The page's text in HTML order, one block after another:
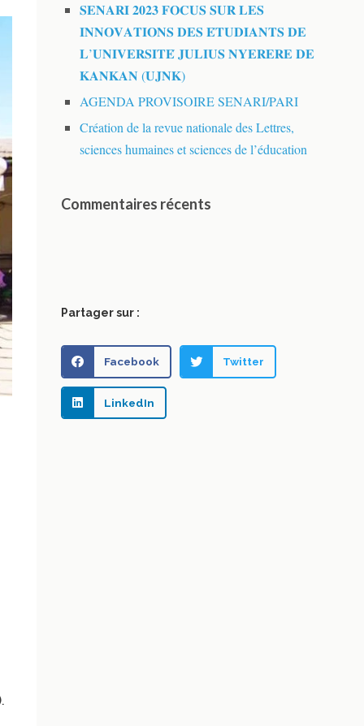
𝐒𝐄𝐍𝐀𝐑𝐈 𝟐𝟎𝟐𝟑 𝐅𝐎𝐂𝐔𝐒 𝐒𝐔𝐑 𝐋𝐄𝐒
𝐈𝐍𝐍𝐎𝐕𝐀𝐓𝐈𝐎𝐍𝐒 𝐃𝐄𝐒 𝐄́𝐓𝐔𝐃𝐈𝐀𝐍𝐓𝐒 𝐃𝐄
𝐋’𝐔𝐍𝐈𝐕𝐄𝐑𝐒𝐈𝐓𝐄́ 𝐉𝐔𝐋𝐈𝐔𝐒 𝐍𝐘𝐄𝐑𝐄𝐑𝐄 𝐃𝐄
𝐊𝐀𝐍𝐊𝐀𝐍 (𝐔𝐉𝐍𝐊)
AGENDA PROVISOIRE SENARI/PARI
Création de la revue nationale des Lettres,
sciences humaines et sciences de l’éducation
Commentaires récents
Partager sur :
Facebook Twitter
LinkedIn